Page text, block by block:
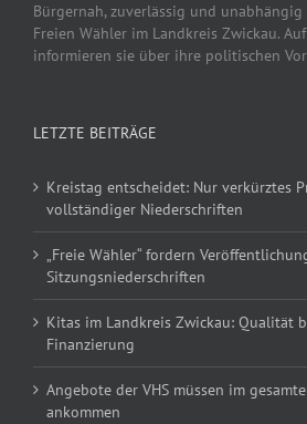
Bürgernah, zuverlässig und
Freien Wähler im Landkreis Zwickau.
informieren sie über ihre politischen
LETZTE BEITRÄGE
Kreistag entscheidet: Nur verkürztes
vollständiger Niederschriften
„Freie Wähler“ fordern
Sitzungsniederschriften
Kitas im Landkreis Zwickau: Qualität
Finanzierung
Angebote der VHS müssen im
ankommen